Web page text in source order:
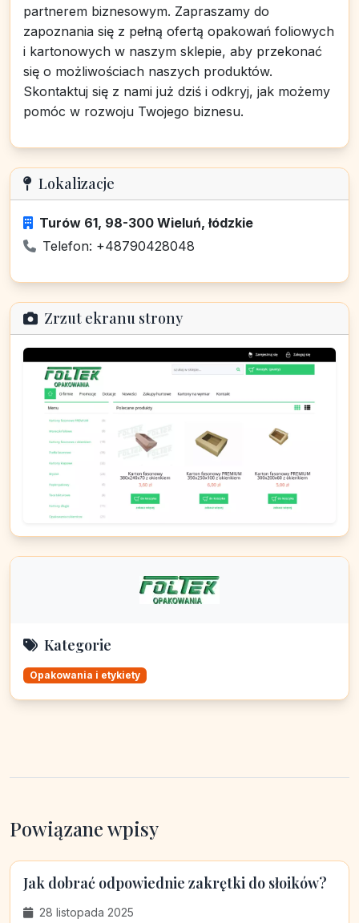
partnerem biznesowym. Zapraszamy do
zapoznania się z pełną ofertą opakowań foliowych
i kartonowych w naszym sklepie, aby przekonać
się o możliwościach naszych produktów.
Skontaktuj się z nami już dziś i odkryj, jak możemy
pomóc w rozwoju Twojego biznesu.
Lokalizacje
Turów 61, 98-300 Wieluń, łódzkie
Telefon: +48790428048
Zrzut ekranu strony
Kategorie
Opakowania i etykiety
Powiązane wpisy
Jak dobrać odpowiednie zakrętki do słoików?
28 listopada 2025